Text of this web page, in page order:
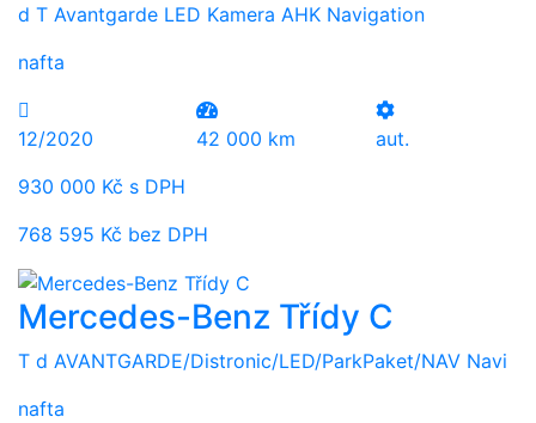
d T Avantgarde LED Kamera AHK Navigation
nafta
12/2020 42 000 km
aut.
930 000 Kč s DPH
768 595 Kč bez DPH
Mercedes-Benz Třídy C
T d AVANTGARDE/Distronic/LED/ParkPaket/NAV Navi
nafta